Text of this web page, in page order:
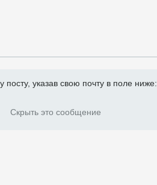
указав свою почту в поле ниже:
Скрыть это сообщение